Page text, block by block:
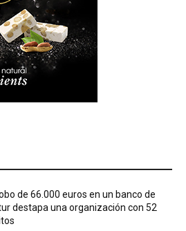
de 66.000 euros en un banco de
destapa una organización con 52